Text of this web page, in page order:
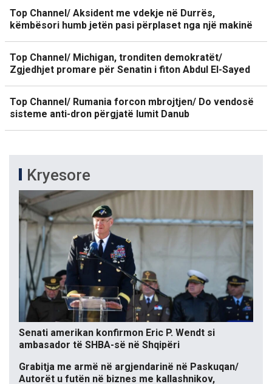
Top Channel/ Aksident me vdekje në Durrës,
këmbësori humb jetën pasi përplaset nga një makinë
Top Channel/ Michigan, tronditen demokratët/
Zgjedhjet promare për Senatin i fiton Abdul El-Sayed
Top Channel/ Rumania forcon mbrojtjen/ Do vendosë
sisteme anti-dron përgjatë lumit Danub
Kryesore
Senati amerikan konfirmon Eric P. Wendt si
ambasador të SHBA-së në Shqipëri
Grabitja me armë në argjendarinë në Paskuqan/
Autorët u futën në biznes me kallashnikov,